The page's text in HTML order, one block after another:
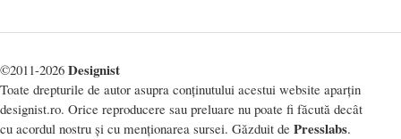
©2011-2026 Designist
Toate drepturile de autor asupra conținutului acestui website aparțin
designist.ro. Orice reproducere sau preluare nu poate fi făcută decât
cu acordul nostru și cu menționarea sursei. Găzduit de Presslabs.